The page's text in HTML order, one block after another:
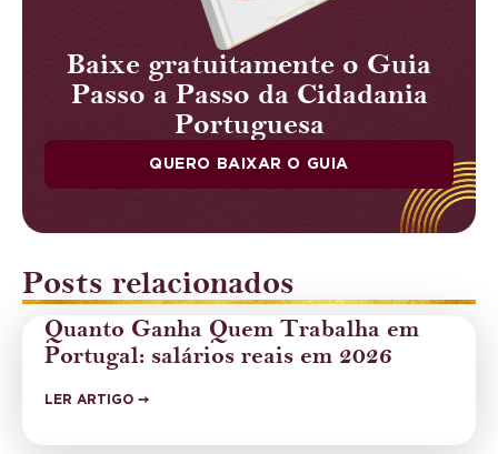
Baixe gratuitamente o Guia
Passo a Passo da Cidadania
Portuguesa
QUERO BAIXAR O GUIA
Posts relacionados
Quanto Ganha Quem Trabalha em
Portugal: salários reais em 2026
LER ARTIGO ➙